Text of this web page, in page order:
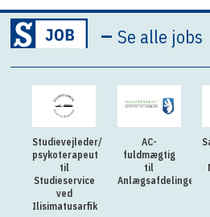
–Se alle jobs
Studievejleder/
psykoterapeut
til
Studieservice
ved
Ilisimatusarfik
AC-
fuldmægtig
til
Anlægsafdelingen